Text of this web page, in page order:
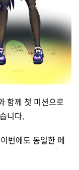
함께 첫 미션으로
니다.
번에도 동일한 페